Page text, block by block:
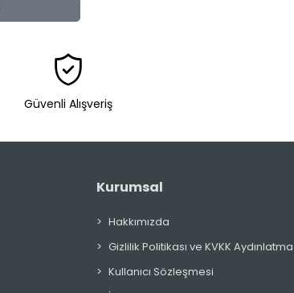
Güvenli Alışveriş
Kurumsal
Hakkımızda
Gizlilik Politikası ve KVKK
Kullanıcı Sözleşmesi